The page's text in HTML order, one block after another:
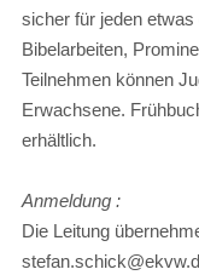
sicher für jeden
Bibelarbeiten,
Teilnehmen können
Erwachsene.
erhältlich.
Anmeldung :
Die Leitung